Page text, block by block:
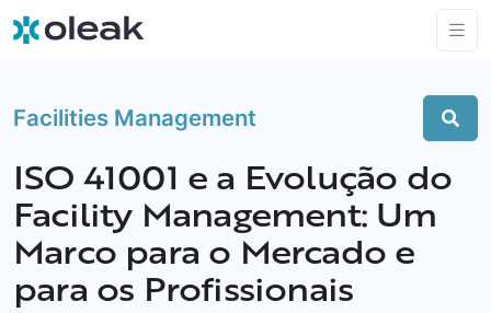
Facilities Management
ISO 41001 e a Evolução do
Facility Management: Um
Marco para o Mercado e
para os Profissionais